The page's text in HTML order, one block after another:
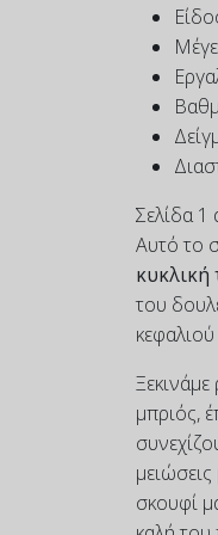
Σελίδα 1
Αυτό το
κυκλική
του
μπριός,
σκουφί